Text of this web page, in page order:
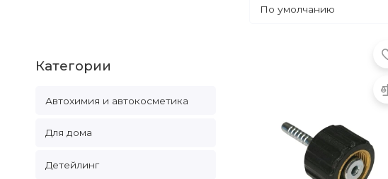
Категории
Автохимия и автокосметика
Для дома
Детейлинг